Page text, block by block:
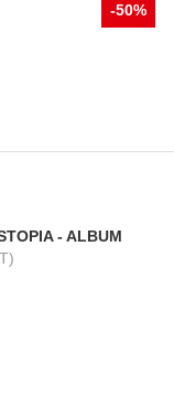
-50%
- ALBUM